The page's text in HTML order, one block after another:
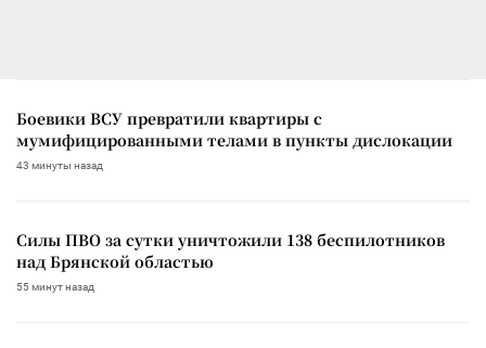
Боевики ВСУ превратили квартиры с
мумифицированными телами в пункты дислокации
43 минуты назад
Силы ПВО за сутки уничтожили 138 беспилотников
над Брянской областью
55 минут назад